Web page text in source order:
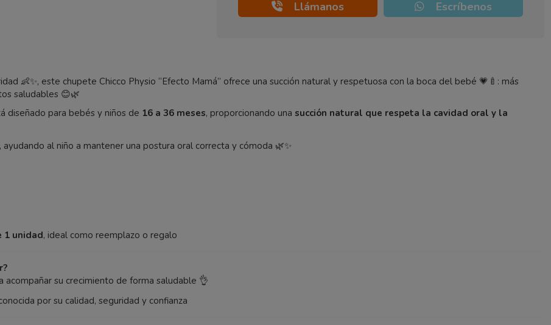
Llámanos Escríbenos
👶✨, este chupete Chicco Physio “Efecto Mamá” ofrece una succión natural y respetuosa con la boca del bebé 💗🍼: más
saludables 😊🌿
diseñado para bebés y niños de 16 a 36 meses, proporcionando unasucción natural que respeta la cavidad oral y la
al niño a mantener una postura oral correcta y cómoda 🌿✨
1 unidad, ideal como reemplazo o regalo
acompañar su crecimiento de forma saludable 👌
por su calidad, seguridad y confianza